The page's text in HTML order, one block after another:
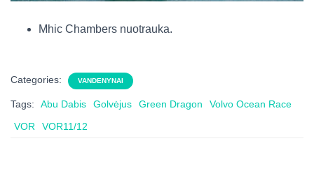
Mhic Chambers nuotrauka.
Categories: VANDENYNAI
Tags: Abu Dabis Golvėjus Green Dragon
Volvo Ocean Race
VOR
VOR11/12